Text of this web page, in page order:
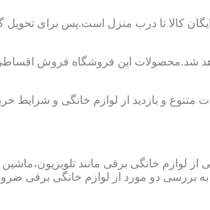
کالا تا درب منزل است.پس برای تحویل
شد.محصولات این فروشگاه فروش
و بازدید از لوازم خانگی و شرایط
لوازم خانگی برقی مانند
دو مورد از لوازم خانگی برقی